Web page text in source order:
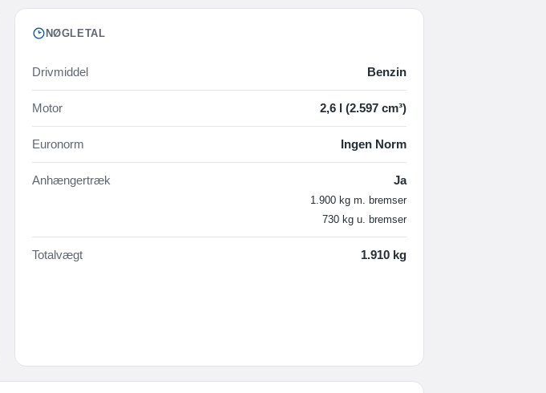
NØGLETAL
Drivmiddel Benzin
Motor 2,6 l (2.597 cm³)
Euronorm Ingen Norm
Anhængertræk Ja
1.900 kg m. bremser
730 kg u. bremser
Totalvægt 1.910 kg